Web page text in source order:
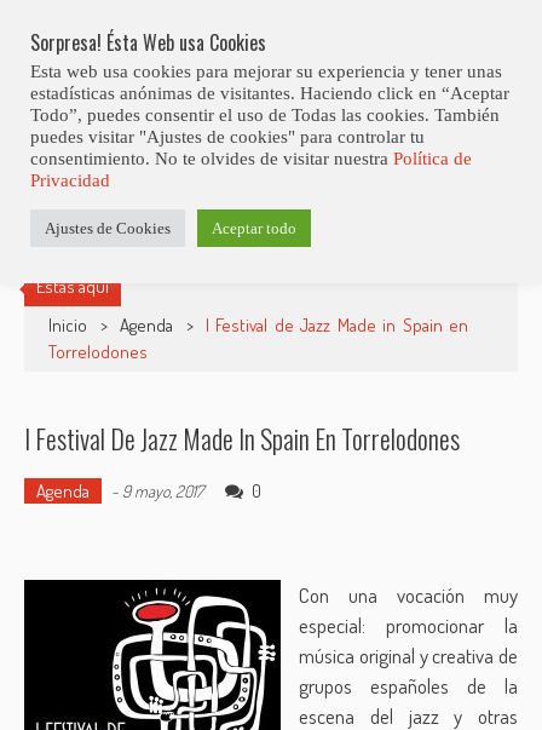
content
Estás aquí
Inicio
> Agenda > I Festival de Jazz Made in Spain en
Torrelodones
I Festival De Jazz Made In Spain En Torrelodones
Agenda - 9 mayo, 2017 0
Con una vocación muy
especial: promocionar la
música original y creativa de
grupos españoles de la
escena del jazz y otras
Sorpresa! Ésta Web usa Cookies
Esta web usa cookies para mejorar su experiencia y tener unas
estadísticas anónimas de visitantes. Haciendo click en “Aceptar
Todo”, puedes consentir el uso de Todas las cookies. También
puedes visitar "Ajustes de cookies" para controlar tu
consentimiento. No te olvides de visitar nuestra Política de
Privacidad
Ajustes de Cookies Aceptar todo